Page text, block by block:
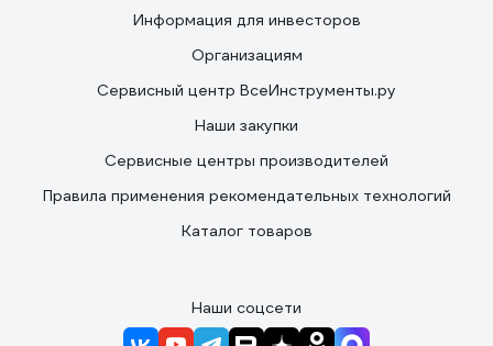
Информация для инвесторов
Организациям
Сервисный центр ВсеИнструменты.ру
Наши закупки
Сервисные центры производителей
Правила применения рекомендательных технологий
Каталог товаров
Наши соцсети